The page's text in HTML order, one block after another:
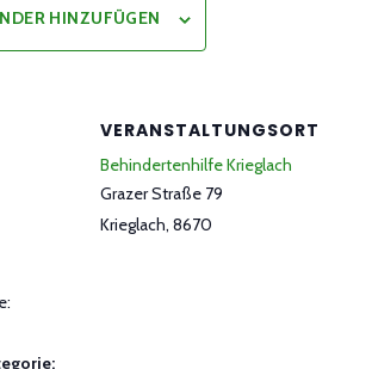
HINZUFÜGEN
VERANSTALTUNGSORT
Behindertenhilfe Krieglach
Grazer Straße 79
Krieglach, 8670